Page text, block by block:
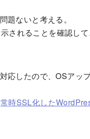
題ないと考える。
されることを確認し
応したので、OSアッ
常時SSL化した